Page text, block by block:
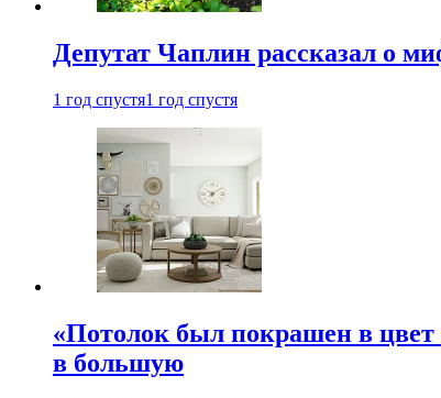
Депутат Чаплин рассказал о
1 год спустя1 год спустя
«Потолок был покрашен в цвет
в большую